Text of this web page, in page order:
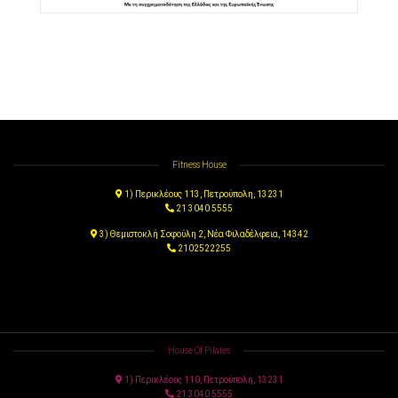
Fitness House
1) Περικλέους 113, Πετρούπολη, 13231
21 3040 5555
3) Θεμιστοκλή Σοφούλη 2, Νέα Φιλαδέλφεια, 14342
2102522255
House Of Pilates
1) Περικλέους 110, Πετρούπολη, 13231
21 3040 5555